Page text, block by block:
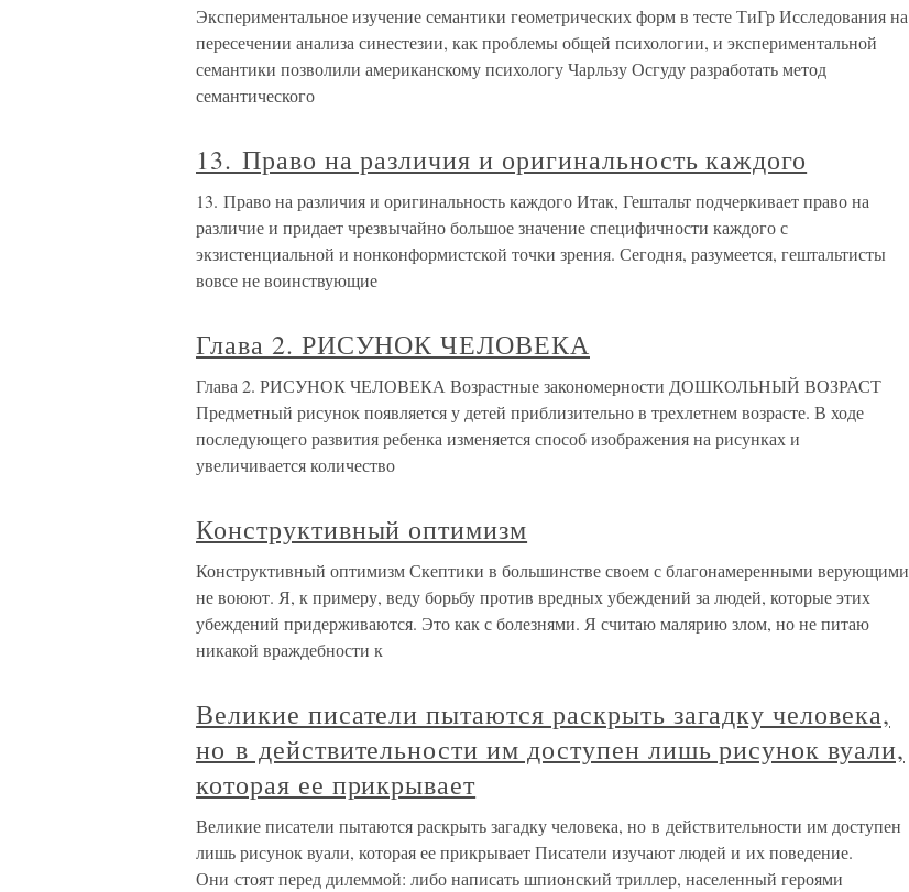
Экспериментальное изучение семантики геометрических форм в тесте ТиГр Исследования на
пересечении анализа синестезии, как проблемы общей психологии, и экспериментальной
семантики позволили американскому психологу Чарльзу Осгуду разработать метод
семантического
13. Право на различия и оригинальность каждого
13. Право на различия и оригинальность каждого Итак, Гештальт подчеркивает право на
различие и придает чрезвычайно большое значение специфичности каждого с
экзистенциальной и нонконформистской точки зрения. Сегодня, разумеется, гештальтисты
вовсе не воинствующие
Глава 2. РИСУНОК ЧЕЛОВЕКА
Глава 2. РИСУНОК ЧЕЛОВЕКА Возрастные закономерности ДОШКОЛЬНЫЙ ВОЗРАСТ
Предметный рисунок появляется у детей приблизительно в трехлетнем возрасте. В ходе
последующего развития ребенка изменяется способ изображения на рисунках и
увеличивается количество
Конструктивный оптимизм
Конструктивный оптимизм Скептики в большинстве своем с благонамеренными верующими
не воюют. Я, к примеру, веду борьбу против вредных убеждений за людей, которые этих
убеждений придерживаются. Это как с болезнями. Я считаю малярию злом, но не питаю
никакой враждебности к
Великие писатели пытаются раскрыть загадку человека,
но в действительности им доступен лишь рисунок вуали,
которая ее прикрывает
Великие писатели пытаются раскрыть загадку человека, но в действительности им доступен
лишь рисунок вуали, которая ее прикрывает Писатели изучают людей и их поведение.
Они стоят перед дилеммой: либо написать шпионский триллер, населенный героями